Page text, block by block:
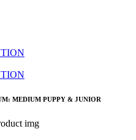
MEDIUM PUPPY & JUNIOR